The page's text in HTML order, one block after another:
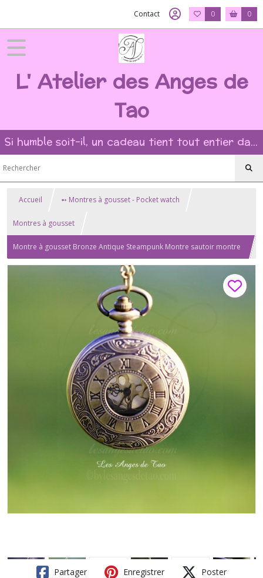
Contact 0 0
L' Atelier des Anges de
Tao
Si humble soit-il, un cadeau tient tout entier dans l'intention et la beauté du geste ?
Accueil ➻ Montres à gousset - Pocket watch
Montres à gousset
Montre à gousset Bronze Antique Steampunk Montre sautoir montre
Partager Enregistrer Poster